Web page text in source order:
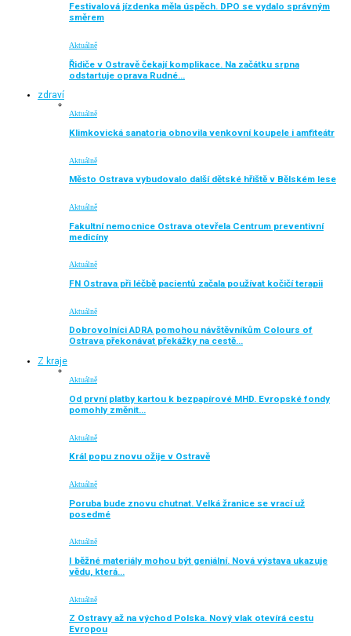
Festivalová jízdenka měla úspěch. DPO se vydalo správným
směrem
Aktuálně
Řidiče v Ostravě čekají komplikace. Na začátku srpna
odstartuje oprava Rudné…
zdraví
Aktuálně
Klimkovická sanatoria obnovila venkovní koupele i amfiteátr
Aktuálně
Město Ostrava vybudovalo další dětské hřiště v Bělském lese
Aktuálně
Fakultní nemocnice Ostrava otevřela Centrum preventivní
medicíny
Aktuálně
FN Ostrava při léčbě pacientů začala používat kočičí terapii
Aktuálně
Dobrovolníci ADRA pomohou návštěvníkům Colours of
Ostrava překonávat překážky na cestě…
Z kraje
Aktuálně
Od první platby kartou k bezpapírové MHD. Evropské fondy
pomohly změnit…
Aktuálně
Král popu znovu ožije v Ostravě
Aktuálně
Poruba bude znovu chutnat. Velká žranice se vrací už
posedmé
Aktuálně
I běžné materiály mohou být geniální. Nová výstava ukazuje
vědu, která…
Aktuálně
Z Ostravy až na východ Polska. Nový vlak otevírá cestu
Evropou